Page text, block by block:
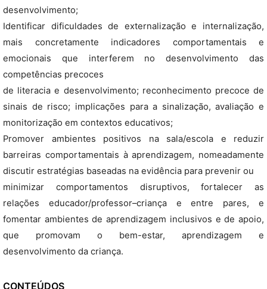
desenvolvimento;
Identificar dificuldades de externalização e internalização,
mais concretamente indicadores comportamentais e
emocionais que interferem no desenvolvimento das
competências precoces
de literacia e desenvolvimento; reconhecimento precoce de
sinais de risco; implicações para a sinalização, avaliação e
monitorização em contextos educativos;
Promover ambientes positivos na sala/escola e reduzir
barreiras comportamentais à aprendizagem, nomeadamente
discutir estratégias baseadas na evidência para prevenir ou
minimizar comportamentos disruptivos, fortalecer as
relações educador/professor–criança e entre pares, e
fomentar ambientes de aprendizagem inclusivos e de apoio,
que promovam o bem-estar, aprendizagem e
desenvolvimento da criança.
CONTEÚDOS